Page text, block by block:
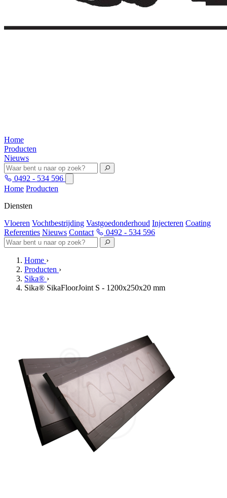
Home
Producten
Nieuws
0492 - 534 596
Home Producten
Diensten
Vloeren Vochtbestrijding Vastgoedonderhoud Injecteren Coating
Referenties Nieuws Contact 0492 - 534 596
Home ›
Producten ›
Sika® ›
Sika® SikaFloorJoint S - 1200x250x20 mm